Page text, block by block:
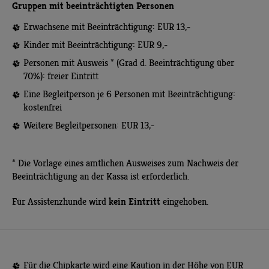
Gruppen mit beeinträchtigten Personen
Erwachsene mit Beeinträchtigung: EUR 13,-
Kinder mit Beeinträchtigung: EUR 9,-
Personen mit Ausweis * (Grad d. Beeinträchtigung über
70%): freier Eintritt
Eine Begleitperson je 6 Personen mit Beeinträchtigung:
kostenfrei
Weitere Begleitpersonen: EUR 13,-
* Die Vorlage eines amtlichen Ausweises zum Nachweis der
Beeinträchtigung an der Kassa ist erforderlich.
Für Assistenzhunde wird kein Eintritt eingehoben.
Für die Chipkarte wird eine Kaution in der Höhe von EUR